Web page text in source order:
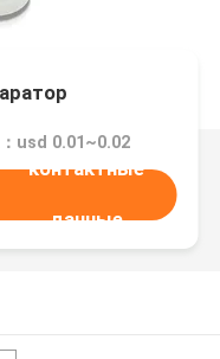
usd 0.01~0.02
контактные
данные